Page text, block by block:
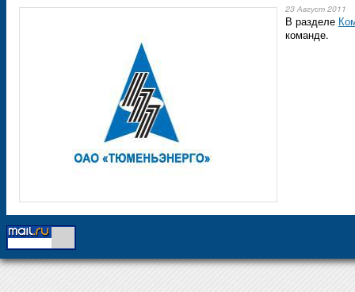
23 Август 2011
В разделе
команде.